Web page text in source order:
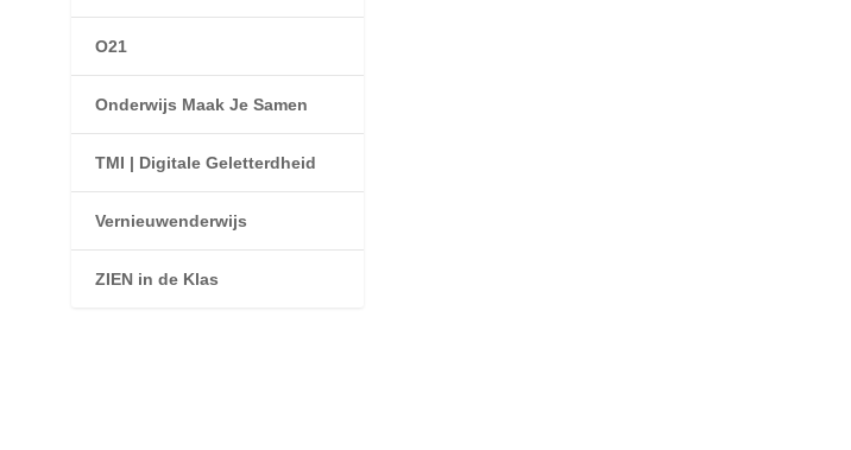
O21
Onderwijs Maak Je Samen
TMI | Digitale Geletterdheid
Vernieuwenderwijs
ZIEN in de Klas